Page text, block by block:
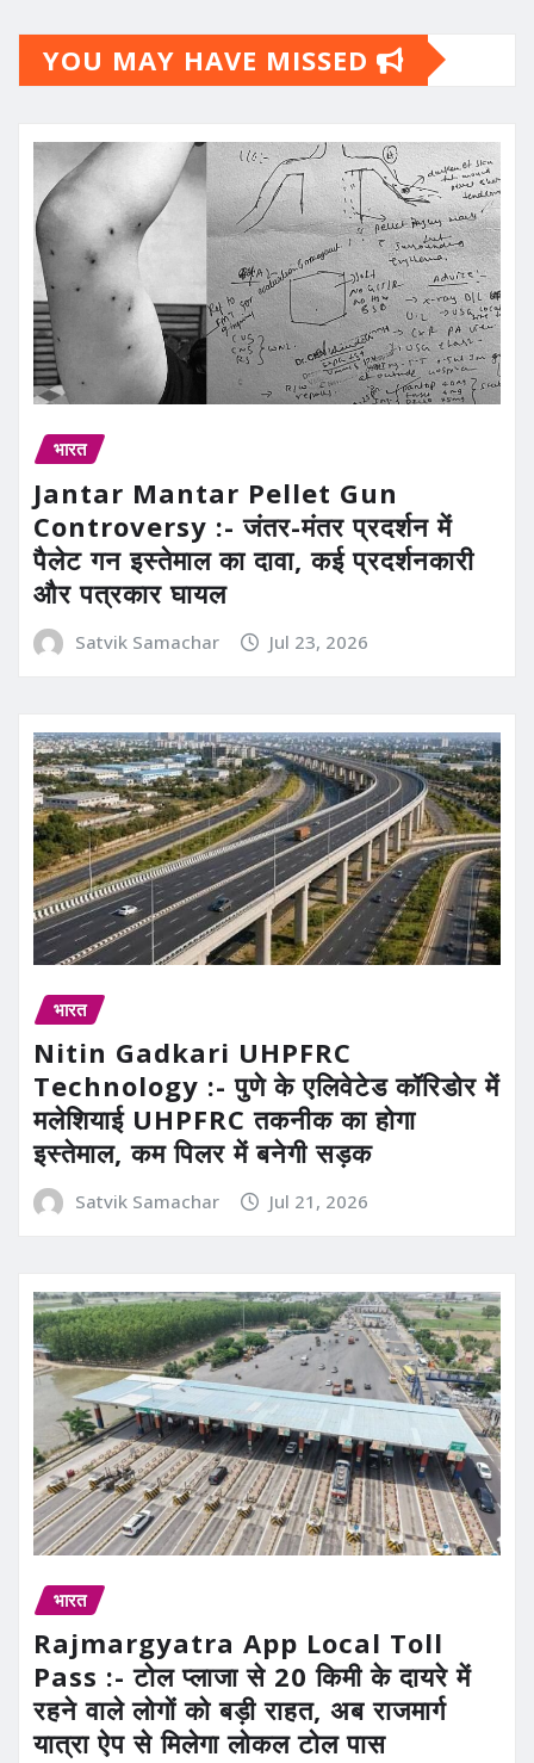
YOU MAY HAVE MISSED
भारत
Jantar Mantar Pellet Gun
Controversy :- जंतर-मंतर प्रदर्शन में
पैलेट गन इस्तेमाल का दावा, कई प्रदर्शनकारी
और पत्रकार घायल
Satvik Samachar Jul 23, 2026
भारत
Nitin Gadkari UHPFRC
Technology :- पुणे के एलिवेटेड कॉरिडोर में
मलेशियाई UHPFRC तकनीक का होगा
इस्तेमाल, कम पिलर में बनेगी सड़क
Satvik Samachar Jul 21, 2026
भारत
Rajmargyatra App Local Toll
Pass :- टोल प्लाजा से 20 किमी के दायरे में
रहने वाले लोगों को बड़ी राहत, अब राजमार्ग
यात्रा ऐप से मिलेगा लोकल टोल पास